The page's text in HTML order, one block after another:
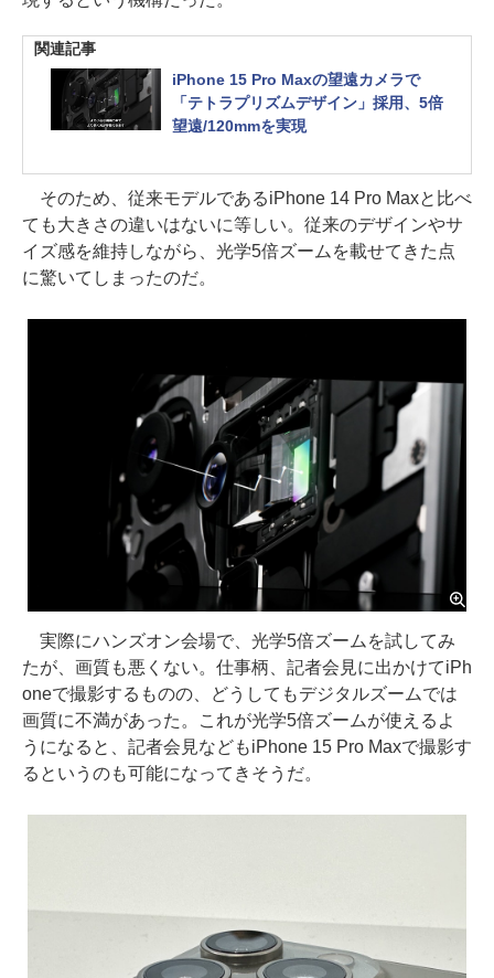
関連記事
iPhone 15 Pro Maxの望遠カメラで
「テトラプリズムデザイン」採用、5倍
望遠/120mmを実現
そのため、従来モデルであるiPhone 14 Pro Maxと比べ
ても大きさの違いはないに等しい。従来のデザインやサ
イズ感を維持しながら、光学5倍ズームを載せてきた点
に驚いてしまったのだ。
実際にハンズオン会場で、光学5倍ズームを試してみ
たが、画質も悪くない。仕事柄、記者会見に出かけてiPh
oneで撮影するものの、どうしてもデジタルズームでは
画質に不満があった。これが光学5倍ズームが使えるよ
うになると、記者会見などもiPhone 15 Pro Maxで撮影す
るというのも可能になってきそうだ。